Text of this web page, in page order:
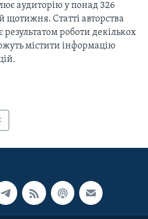
аудиторію у понад 326
щотижня. Статті авторства
роботи декількох
містити інформацію